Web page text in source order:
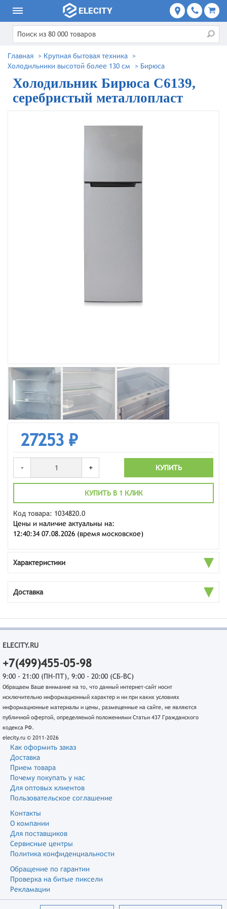
Главная > Крупная бытовая техника
>
Холодильники высотой более 130 см
> Бирюса
Холодильник Бирюса C6139,
серебристый металлопласт
27253 ₽
- + КУПИТЬ
КУПИТЬ В 1 КЛИК
Код товара: 1034820.0
Цены и наличие актуальны на:
12:40:34 07.08.2026 (время московское)
Характеристики
Доставка
ELECITY.RU
+7(499)455-05-98
9:00 - 21:00 (ПН-ПТ), 9:00 - 20:00 (СБ-ВС)
Обращаем Ваше внимание на то, что данный интернет-сайт носит
исключительно информационный характер и ни при каких условиях
информационные материалы и цены, размещенные на сайте, не являются
публичной офертой, определяемой положениями Статьи 437 Гражданского
кодекса РФ.
elecity.ru © 2011-2026
Как оформить заказ
Доставка
Прием товара
Почему покупать у нас
Для оптовых клиентов
Пользовательское соглашение
Контакты
О компании
Для поставщиков
Сервисные центры
Политика конфиденциальности
Обращение по гарантии
Проверка на битые пиксели
Рекламации